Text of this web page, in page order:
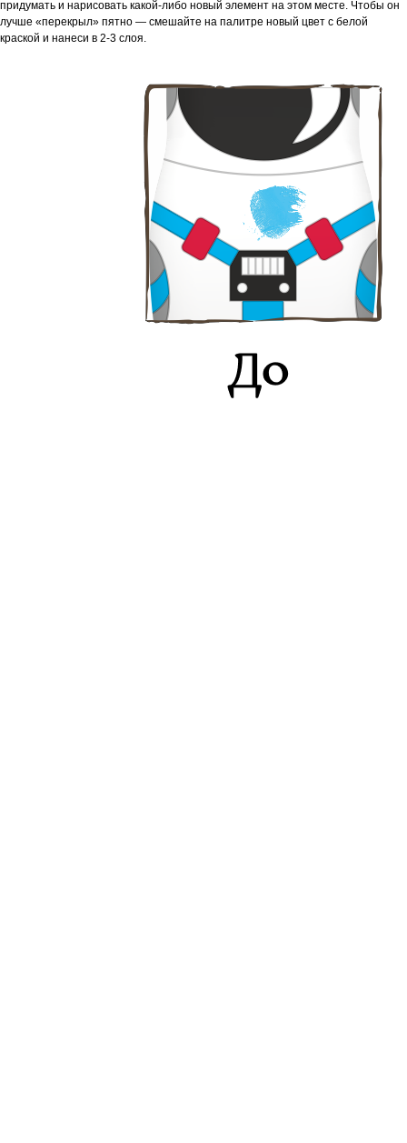
придумать и нарисовать какой-либо новый элемент на этом месте. Чтобы он
лучше «перекрыл» пятно — смешайте на палитре новый цвет с белой
краской и нанеси в 2-3 слоя.